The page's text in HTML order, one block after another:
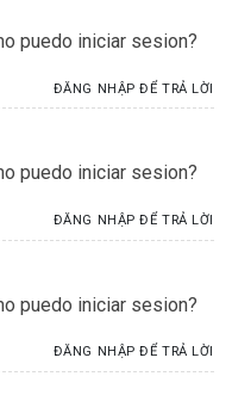
puedo iniciar sesion?
ĐĂNG NHẬP ĐỂ TRẢ LỜI
puedo iniciar sesion?
ĐĂNG NHẬP ĐỂ TRẢ LỜI
puedo iniciar sesion?
ĐĂNG NHẬP ĐỂ TRẢ LỜI